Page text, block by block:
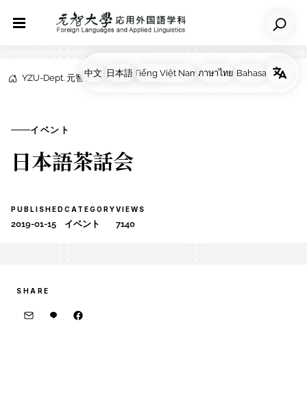
YZU-Dept. 元智大学応用外国語学科 NEWS イベント
イベント
日本語茶話会
PUBLISHED
2019-01-15
CATEGORY
イベント
VIEWS
7140
SHARE